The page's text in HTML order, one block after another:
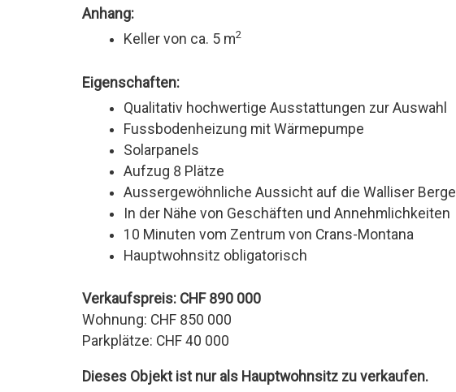
Anhang:
Keller von ca. 5 m2
Eigenschaften:
Qualitativ hochwertige Ausstattungen zur Auswahl
Fussbodenheizung mit Wärmepumpe
Solarpanels
Aufzug 8 Plätze
Aussergewöhnliche Aussicht auf die Walliser Berge
In der Nähe von Geschäften und Annehmlichkeiten
10 Minuten vom Zentrum von Crans-Montana
Hauptwohnsitz obligatorisch
Verkaufspreis: CHF 890 000
Wohnung: CHF 850 000
Parkplätze: CHF 40 000
Dieses Objekt ist nur als Hauptwohnsitz zu verkaufen.